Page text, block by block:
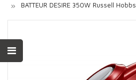
BATTEUR DESIRE 350W Russell Hobbs